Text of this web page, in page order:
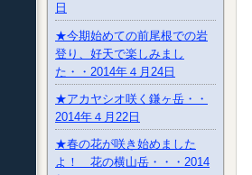
日
★今期始めての前尾根での岩
登り、好天で楽しみまし
た・・2014年４月24日
★アカヤシオ咲く鎌ヶ岳・・
2014年４月22日
★春の花が咲き始めました
よ！ 花の横山岳・・・2014